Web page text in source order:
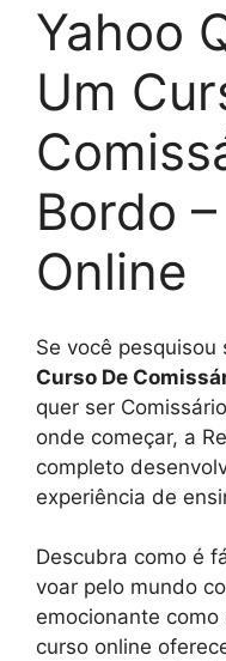
Yahoo
Um
Bordo
Online
Se você pesquisou
Curso De
quer ser
onde começar, a
completo
experiência de
Descubra como é
voar pelo mundo
emocionante
curso online